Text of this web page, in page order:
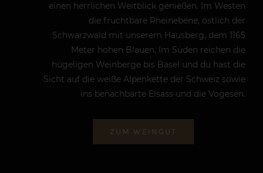
einen herrlichen Weitblick genießen. Im Westen
die fruchtbare Rheinebene, östlich der
Schwarzwald mit unserem Hausberg, dem 1165
Meter hohen Blauen. Im Süden reichen die
hügeligen Weinberge bis Basel und du hast die
Sicht auf die weiße Alpenkette der Schweiz sowie
ins benachbarte Elsass und die Vogesen.
ZUM WEINGUT